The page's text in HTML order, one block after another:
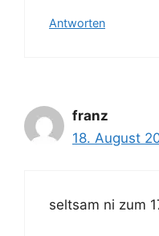
Antworten
franz
18. August
seltsam ni zum